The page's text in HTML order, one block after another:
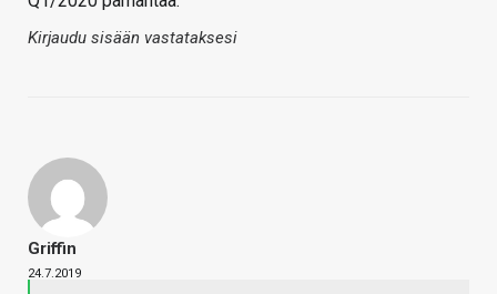
Kirjaudu sisään vastataksesi
Griffin
24.7.2019